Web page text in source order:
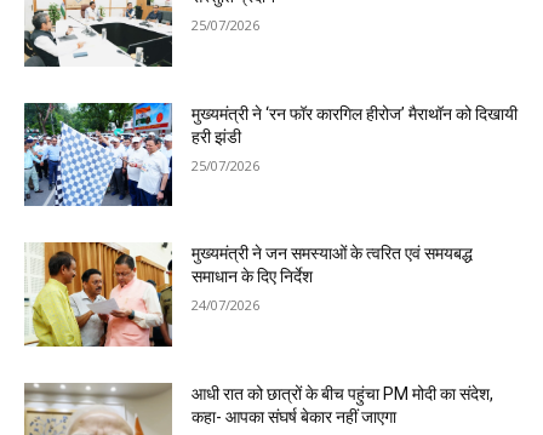
25/07/2026
मुख्यमंत्री ने ‘रन फॉर कारगिल हीरोज’ मैराथॉन को दिखायी
हरी झंडी
25/07/2026
मुख्यमंत्री ने जन समस्याओं के त्वरित एवं समयबद्ध
समाधान के दिए निर्देश
24/07/2026
आधी रात को छात्रों के बीच पहुंचा PM मोदी का संदेश,
कहा- आपका संघर्ष बेकार नहीं जाएगा